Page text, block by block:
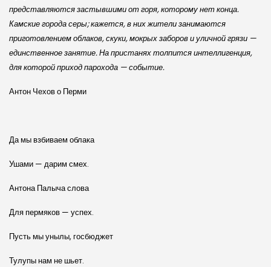
представляются застывшими от горя, которому нет конца.
Камские города серы; кажется, в них жители занимаются
приготовлением облаков, скуки, мокрых заборов и уличной грязи —
единственное занятие. На пристанях толпится интеллигенция,
для которой приход парохода — событие.
Антон Чехов о Перми
Да мы взбиваем облака
Ушами — дарим смех.
Антона Палыча слова
Для пермяков — успех.
Пусть мы унылы, госбюджет
Тулупы нам не шьет.